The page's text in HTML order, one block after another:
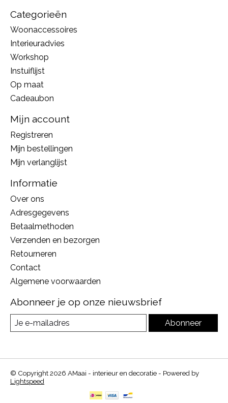
Categorieën
Woonaccessoires
Interieuradvies
Workshop
Instuiflijst
Op maat
Cadeaubon
Mijn account
Registreren
Mijn bestellingen
Mijn verlanglijst
Informatie
Over ons
Adresgegevens
Betaalmethoden
Verzenden en bezorgen
Retourneren
Contact
Algemene voorwaarden
Abonneer je op onze nieuwsbrief
Abonneer
© Copyright 2026 AMaai - interieur en decoratie - Powered by
Lightspeed